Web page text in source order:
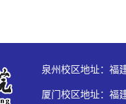
泉州校区地址：福
厦门校区地址：福